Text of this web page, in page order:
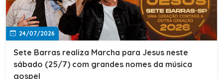
24/07/2026
Sete Barras realiza Marcha para Jesus neste
sábado (25/7) com grandes nomes da música
gospel